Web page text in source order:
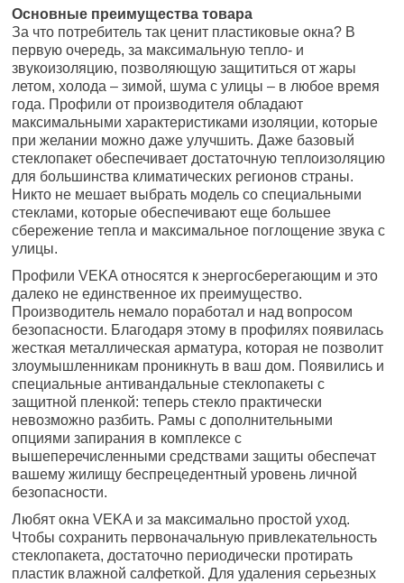
Основные преимущества товара
За что потребитель так ценит пластиковые окна? В
первую очередь, за максимальную тепло- и
звукоизоляцию, позволяющую защититься от жары
летом, холода – зимой, шума с улицы – в любое время
года. Профили от производителя обладают
максимальными характеристиками изоляции, которые
при желании можно даже улучшить. Даже базовый
стеклопакет обеспечивает достаточную теплоизоляцию
для большинства климатических регионов страны.
Никто не мешает выбрать модель со специальными
стеклами, которые обеспечивают еще большее
сбережение тепла и максимальное поглощение звука с
улицы.
Профили VEKA относятся к энергосберегающим и это
далеко не единственное их преимущество.
Производитель немало поработал и над вопросом
безопасности. Благодаря этому в профилях появилась
жесткая металлическая арматура, которая не позволит
злоумышленникам проникнуть в ваш дом. Появились и
специальные антивандальные стеклопакеты с
защитной пленкой: теперь стекло практически
невозможно разбить. Рамы с дополнительными
опциями запирания в комплексе с
вышеперечисленными средствами защиты обеспечат
вашему жилищу беспрецедентный уровень личной
безопасности.
Любят окна VEKA и за максимально простой уход.
Чтобы сохранить первоначальную привлекательность
стеклопакета, достаточно периодически протирать
пластик влажной салфеткой. Для удаления серьезных